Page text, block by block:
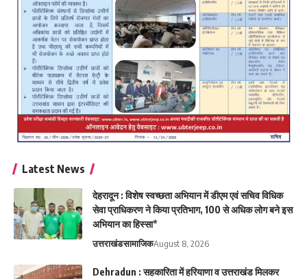
Latest News
देहरादून : विशेष स्वच्छता अभियान में डीएम एवं सचिव विधिक
सेवा प्राधिकरण ने किया प्रतिभाग, 100 से अधिक लोग बने इस
अभियान का हिस्सा*
उत्तराखंडसामाजिकAugust 8, 2026
Dehradun : सहकारिता में हरियाणा व उत्तराखंड मिलकर